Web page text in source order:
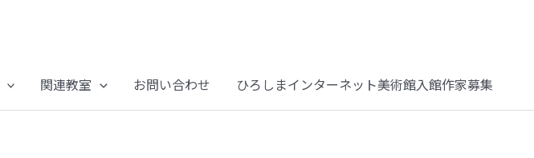
関連教室 お問い合わせ ひろしまインターネット美術館入館作家募集